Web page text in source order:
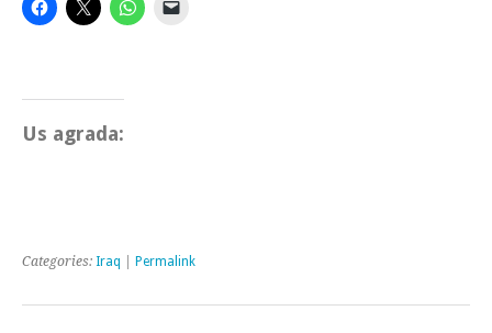
Us agrada:
Categories: Iraq Permalink